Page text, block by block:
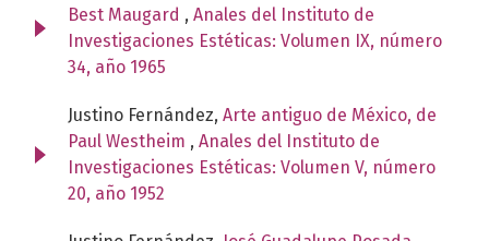
Best Maugard , Anales del Instituto de
Investigaciones Estéticas: Volumen IX, número
34, año 1965
Justino Fernández, Arte antiguo de México, de
Paul Westheim , Anales del Instituto de
Investigaciones Estéticas: Volumen V, número
20, año 1952